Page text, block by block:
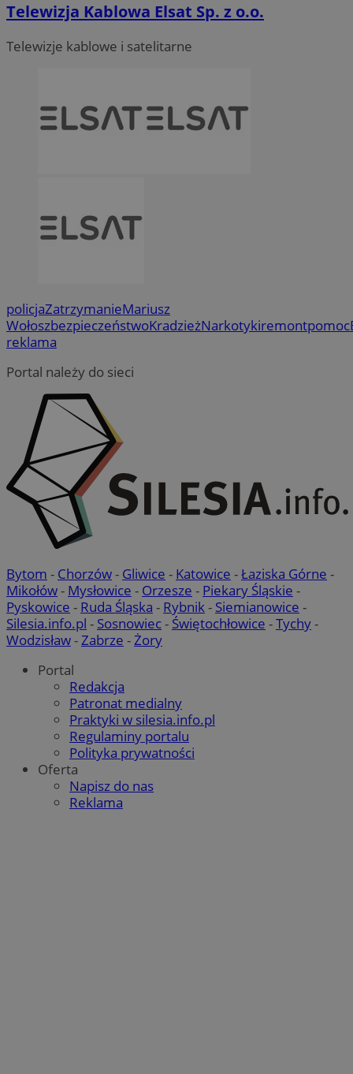
Telewizja Kablowa Elsat Sp. z o.o.
Telewizje kablowe i satelitarne
policjaZatrzymanieMariusz
WołoszbezpieczeństwoKradzieżNarkotykiremontpomoc
reklama
Portal należy do sieci
Bytom - Chorzów- Gliwice - Katowice -Łaziska Górne -
Mikołów- Mysłowice - Orzesze - Piekary Śląskie -
Pyskowice - Ruda Śląska - Rybnik- Siemianowice -
Silesia.info.pl - Sosnowiec- Świętochłowice -Tychy-
Wodzisław-Zabrze -Żory
Portal
Redakcja
Patronat medialny
Praktyki w silesia.info.pl
Regulaminy portalu
Polityka prywatności
Oferta
Napisz do nas
Reklama